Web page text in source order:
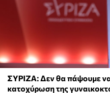
ΣΥΡΙΖΑ: Δεν θα πάψουμε να
κατοχύρωση της